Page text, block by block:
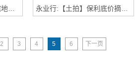
2 3 4 5 6 下一页